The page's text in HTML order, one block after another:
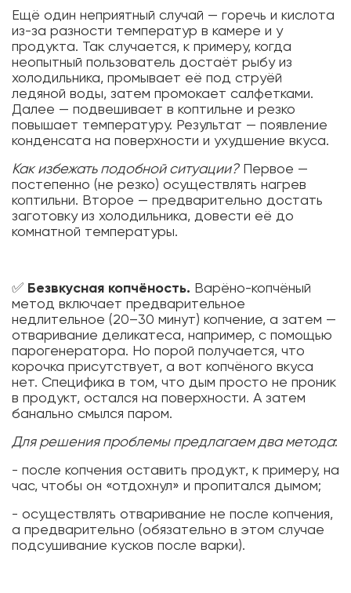
Ещё один неприятный случай — горечь и кислота
из-за разности температур в камере и у
продукта. Так случается, к примеру, когда
неопытный пользователь достаёт рыбу из
холодильника, промывает её под струёй
ледяной воды, затем промокает салфетками.
Далее — подвешивает в коптильне и резко
повышает температуру. Результат — появление
конденсата на поверхности и ухудшение вкуса.
Как избежать подобной ситуации?Первое —
постепенно (не резко) осуществлять нагрев
коптильни. Второе — предварительно достать
заготовку из холодильника, довести её до
комнатной температуры.
✅ Безвкусная копчёность. Варёно-копчёный
метод включает предварительное
недлительное (20–30 минут) копчение, а затем —
отваривание деликатеса, например, с помощью
парогенератора. Но порой получается, что
корочка присутствует, а вот копчёного вкуса
нет. Специфика в том, что дым просто не проник
в продукт, остался на поверхности. А затем
банально смылся паром.
Для решения проблемы предлагаем два метода:
- после копчения оставить продукт, к примеру, на
час, чтобы он «отдохнул» и пропитался дымом;
- осуществлять отваривание не после копчения,
а предварительно (обязательно в этом случае
подсушивание кусков после варки).